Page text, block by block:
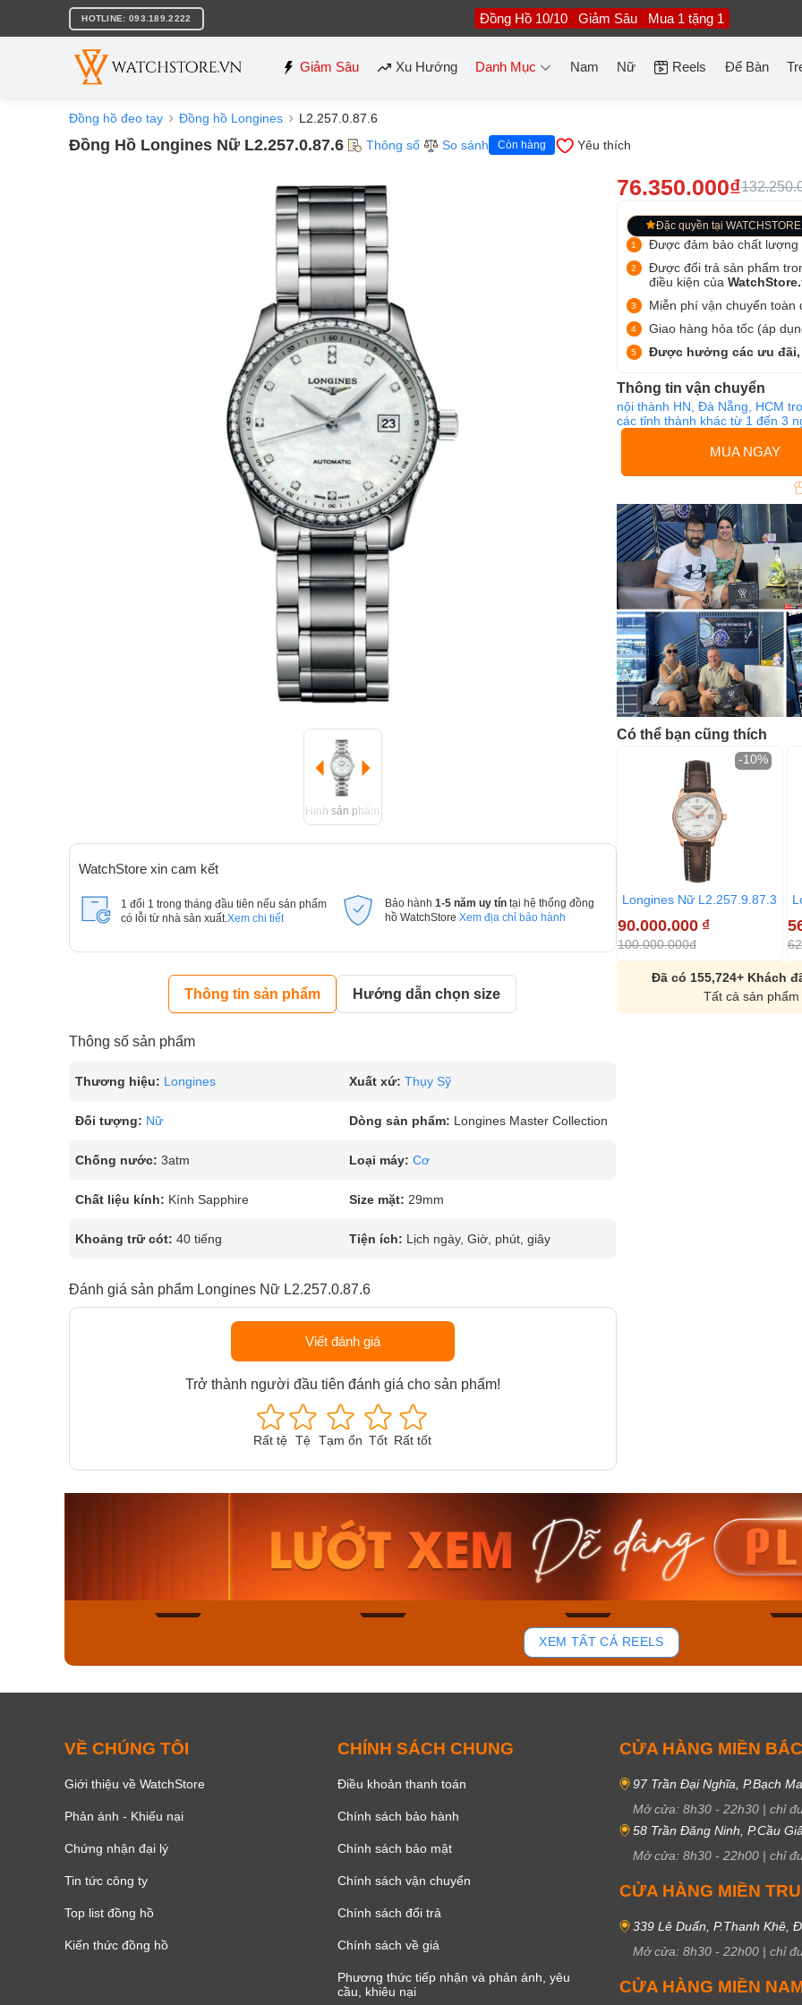
nội
HOTLINE: 093.189.2222 Đồng Hồ 10/10 Giảm Sâu Mua 1 tặng 1
Giảm Sâu Xu Hướng Danh Mục Nam Nữ Reels Để Bàn
Đồng hồ đeo tay Đồng hồ Longines L2.257.0.87.6
Đồng Hồ Longines Nữ L2.257.0.87.6 Thông số So sánh Còn hàng Yêu thích
Hình sản phẩm
WatchStore xin cam kết
1 đổi 1 trong tháng đầu tiên nếu sản phẩm
có lỗi từ nhà sản xuất. Xem chi tiết
Bảo hành 1-5 năm uy tín tại hệ thống đồng
hồ WatchStore Xem địa chỉ bảo hành
Thông tin sản phẩm Hướng dẫn chọn size
Thông số sản phẩm
Thương hiệu: Longines Xuất xứ: Thụy Sỹ
Đối tượng: Nữ Dòng sản phẩm: Longines Master Collection
Chống nước: 3atm Loại máy: Cơ
Chất liệu kính: Kính Sapphire Size mặt: 29mm
Khoảng trữ cót: 40 tiếng Tiện ích: Lịch ngày, Giờ, phút, giây
Đánh giá sản phẩm Longines Nữ L2.257.0.87.6
Viết đánh giá
Trở thành người đầu tiên đánh giá cho sản phẩm!
Rất tệ Tệ Tạm ổn Tốt Rất tốt
76.350.000₫
Đặc quyền tại WATCHSTORE
Được đảm bảo chất lượng
Được đổi trả sản phẩm
điều kiện của
Miễn phí vận chuyển toàn
Giao hàng hỏa tốc (áp
Được hưởng các ưu đãi,
Thông tin vận chuyển
nội thành HN, Đà Nẵng, HCM
các tỉnh thành khác từ 1 đến 3
MUA NGAY
Có thể bạn cũng thích
Longines Nữ L2.257.9.87.3
90.000.000 ₫
100.000.000đ
-10%
Đã có 155,724+ Khách
Tất cả sản
Casio Nam MTS-
115D-1AVDF
2.823.000₫
2.399.550₫
Mua ngay
39
Casio Nam MTS-
RS100L-1AVDF
4.276.000₫
3.634.600₫
Casio
230EL-
Mua
XEM TẤT CẢ REELS
VỀ CHÚNG TÔI
Giới thiệu về WatchStore
Phản ánh - Khiếu nại
Chứng nhận đại lý
Tin tức công ty
Top list đồng hồ
Kiến thức đồng hồ
CHÍNH SÁCH CHUNG
Điều khoản thanh toán
Chính sách bảo hành
Chính sách bảo mật
Chính sách vận chuyển
Chính sách đổi trả
Chính sách về giá
Phương thức tiếp nhận và phản ánh, yêu
cầu, khiêu nại
CỬA HÀNG MIỀN BẮC
97 Trần Đại Nghĩa, P.Bạch
Mở cửa: 8h30 - 22h30 | chỉ
58 Trần Đăng Ninh, P.Cầu
Mở cửa: 8h30 - 22h00 | chỉ
CỬA HÀNG MIỀN
339 Lê Duẩn, P.Thanh Khê,
Mở cửa: 8h30 - 22h00 | chỉ
CỬA HÀNG MIỀN